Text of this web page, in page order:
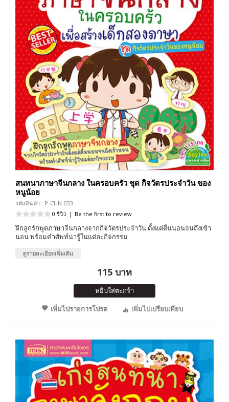
สนทนาภาษาจีนกลาง ในครอบครัว ชุด กิจวัตรประจำวัน ของ
หนูน้อย
รหัสสินค้า : P-CHN-033
0 รีวิว | Be the first to review
ฝึกลูกรักพูดภาษาจีนกลางจากกิจวัตรประจำวัน ตั้งแต่ตื่นนอนจนถึงเข้า
นอน พร้อมคำศัพท์น่ารู้ในแต่ละกิจกรรม
ดูรายละเอียดเพิ่มเติม
115 บาท
หยิบใส่ตะกร้า
เพิ่มไปรายการโปรด
เพิ่มไปเปรียบเทียบ